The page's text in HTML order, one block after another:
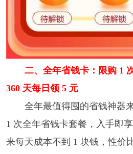
二、全年省钱卡：限购 1
360 天每日领 5 元
全年最值得囤的省钱神器
1 次全年省钱卡套餐，入手即
来每天成本不到 1 块钱，性价